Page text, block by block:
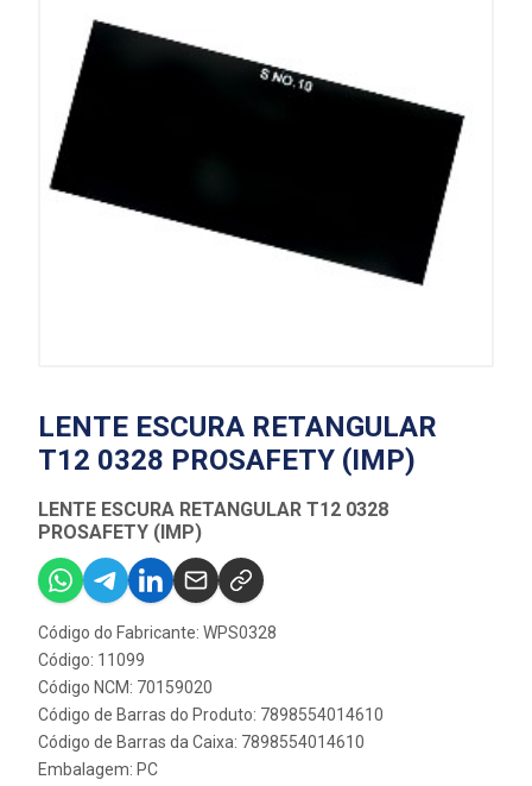
LENTE ESCURA RETANGULAR
T12 0328 PROSAFETY (IMP)
LENTE ESCURA RETANGULAR T12 0328
PROSAFETY (IMP)
Código do Fabricante: WPS0328
Código: 11099
Código NCM: 70159020
Código de Barras do Produto: 7898554014610
Código de Barras da Caixa: 7898554014610
Embalagem: PC